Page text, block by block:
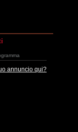
annuncio qui?